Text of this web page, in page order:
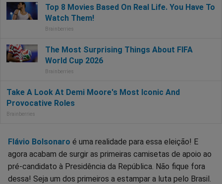
Flávio Bolsonaro é uma realidade para essa eleição! E
agora acabam de surgir as primeiras camisetas de apoio ao
pré-candidato à Presidência da República. Não fique fora
dessa! Seja um dos primeiros a estampar a luta pelo Brasil.